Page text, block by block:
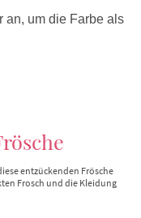
an, um die Farbe als
entzückenden Frösche
Frosch und die Kleidung